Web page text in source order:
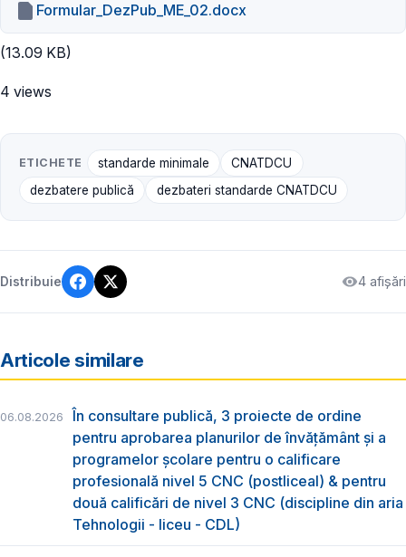
Formular_DezPub_ME_02.docx
(13.09 KB)
4 views
ETICHETE standarde minimale
CNATDCU
dezbatere publică
dezbateri standarde CNATDCU
Distribuie 4 afișări
Articole similare
06.08.2026
În consultare publică, 3 proiecte de ordine
pentru aprobarea planurilor de învățământ și a
programelor școlare pentru o calificare
profesională nivel 5 CNC (postliceal) & pentru
două calificări de nivel 3 CNC (discipline din aria
Tehnologii - liceu - CDL)